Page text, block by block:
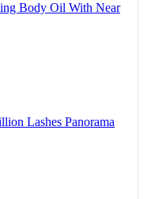
Body Oil With Near
Lashes Panorama